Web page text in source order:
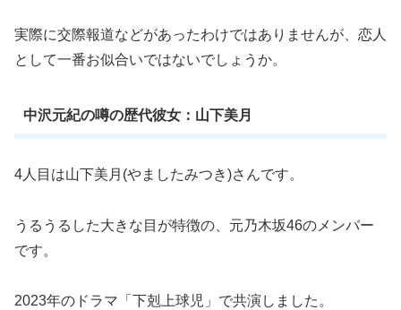
実際に交際報道などがあったわけではありませんが、恋人
として一番お似合いではないでしょうか。
中沢元紀の噂の歴代彼女：山下美月
4人目は山下美月(やましたみつき)さんです。
うるうるした大きな目が特徴の、元乃木坂46のメンバー
です。
2023年のドラマ「下剋上球児」で共演しました。